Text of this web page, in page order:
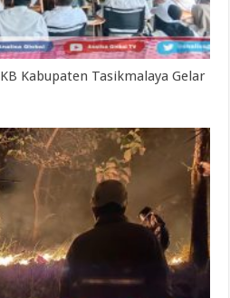
Kabupaten Tasikmalaya Gelar